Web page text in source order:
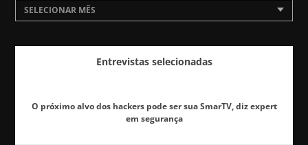
SELECIONAR MÊS
Entrevistas selecionadas
O próximo alvo dos hackers pode ser sua SmarTV, diz expert
em segurança